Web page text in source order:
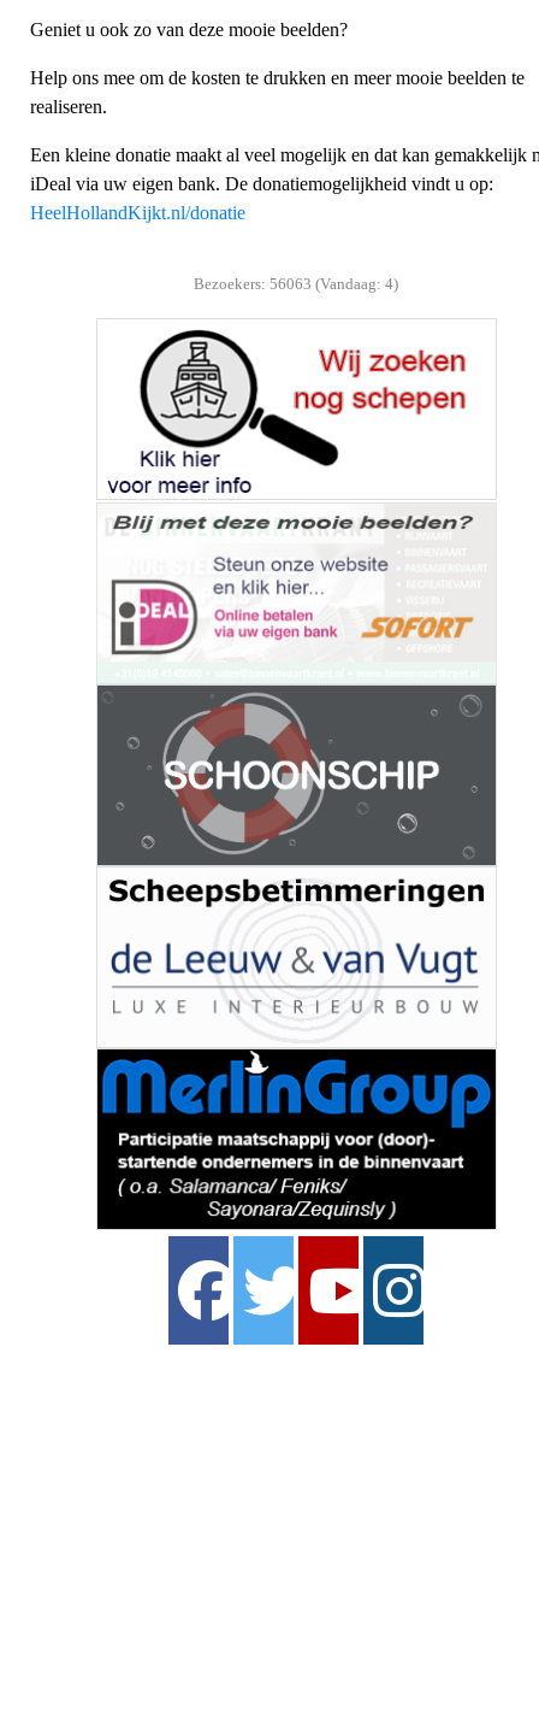
Geniet u ook zo van deze mooie beelden?
Help ons mee om de kosten te drukken en meer mooie beelden te
realiseren.
Een kleine donatie maakt al veel mogelijk en dat kan gemakkelijk
iDeal via uw eigen bank. De donatiemogelijkheid vindt u op:
HeelHollandKijkt.nl/donatie
Bezoekers: 56063 (Vandaag: 4)